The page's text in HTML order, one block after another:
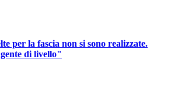
per la fascia non si sono realizzate.
di livello"